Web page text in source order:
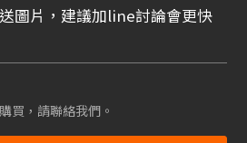
圖片，建議加line討論會更快
買，請聯絡我們。